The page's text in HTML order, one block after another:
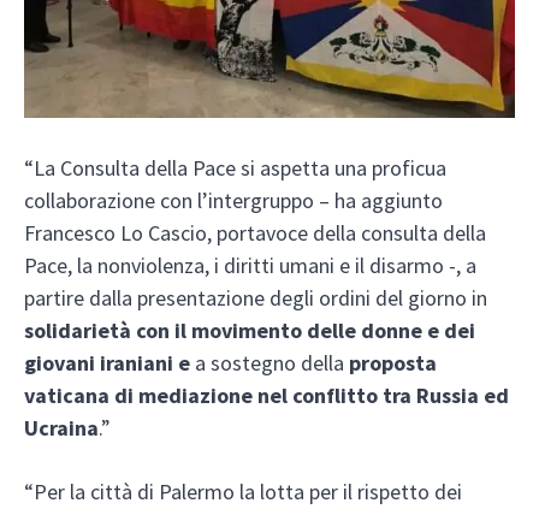
“La Consulta della Pace si aspetta una proficua
collaborazione con l’intergruppo – ha aggiunto
Francesco Lo Cascio, portavoce della consulta della
Pace, la nonviolenza, i diritti umani e il disarmo -, a
partire dalla presentazione degli ordini del giorno in
solidarietà con il movimento delle donne e dei
giovani iraniani e a sostegno della proposta
vaticana di mediazione nel conflitto tra Russia ed
Ucraina.”
“Per la città di Palermo la lotta per il rispetto dei